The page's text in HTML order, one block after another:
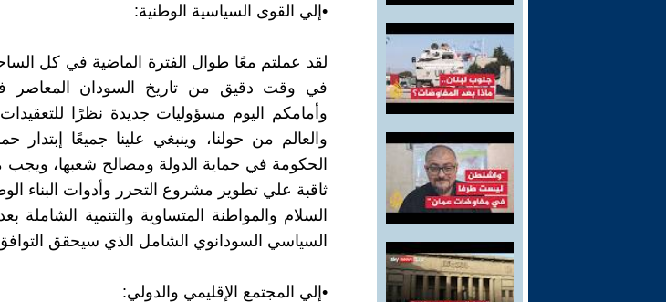
•إلي القوى السياسية الوطنية:
لقد عملتم معًا طوال الفترة الماضية في كل
في وقت دقيق من تاريخ السودان المعاصر
وأمامكم اليوم مسؤوليات جديدة نظرًا
والعالم من حولنا، وينبغي علينا جميعًا
الحكومة في حماية الدولة ومصالح شعبها،
ثاقبة علي تطوير مشروع التحرر وأدوات البناء
السلام والمواطنة المتساوية والتنمية الشاملة
السياسي السودانوي الشامل الذي سيحقق
•إلي المجتمع الإقليمي والدولي: